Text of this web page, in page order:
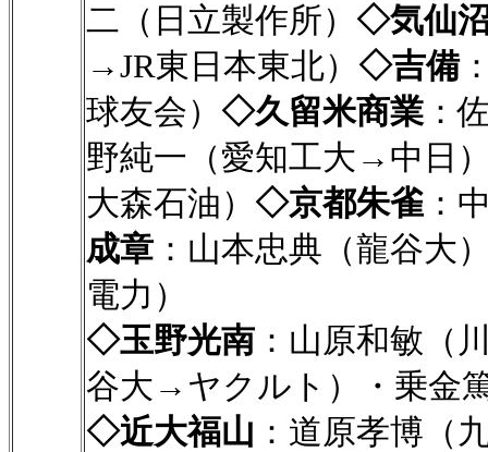
二（日立製作所） ◇気仙
→JR東日本東北） ◇吉備
球友会） ◇久留米商業 ：
野純一（愛知工大→中日
大森石油） ◇京都朱雀 ：
成章 ：山本忠典（龍谷大
電力）
◇玉野光南 ：山原和敏（
谷大→ヤクルト）・乗金
◇近大福山 ：道原孝博（